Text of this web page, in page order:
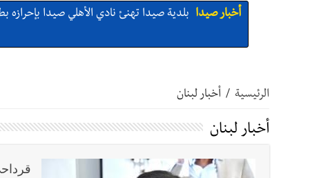
أخبار صيدا بالصور: رئيسا بلديتي صيدا وصور يشاركان
الرئيسية / أخبار لبنان
أخبار لبنان